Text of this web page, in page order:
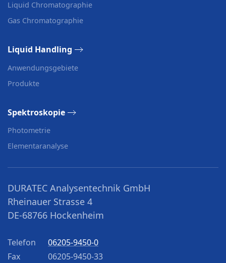
Liquid Chromatographie
Gas Chromatographie
Liquid Handling
Anwendungsgebiete
Produkte
Spektroskopie
Photometrie
Elementaranalyse
DURATEC Analysentechnik GmbH
Rheinauer Strasse 4
DE-68766 Hockenheim
Telefon
06205-9450-0
Fax
06205-9450-33